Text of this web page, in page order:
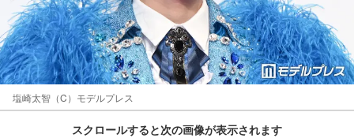
塩崎太智（C）モデルプレス
スクロールすると次の画像が表示されます